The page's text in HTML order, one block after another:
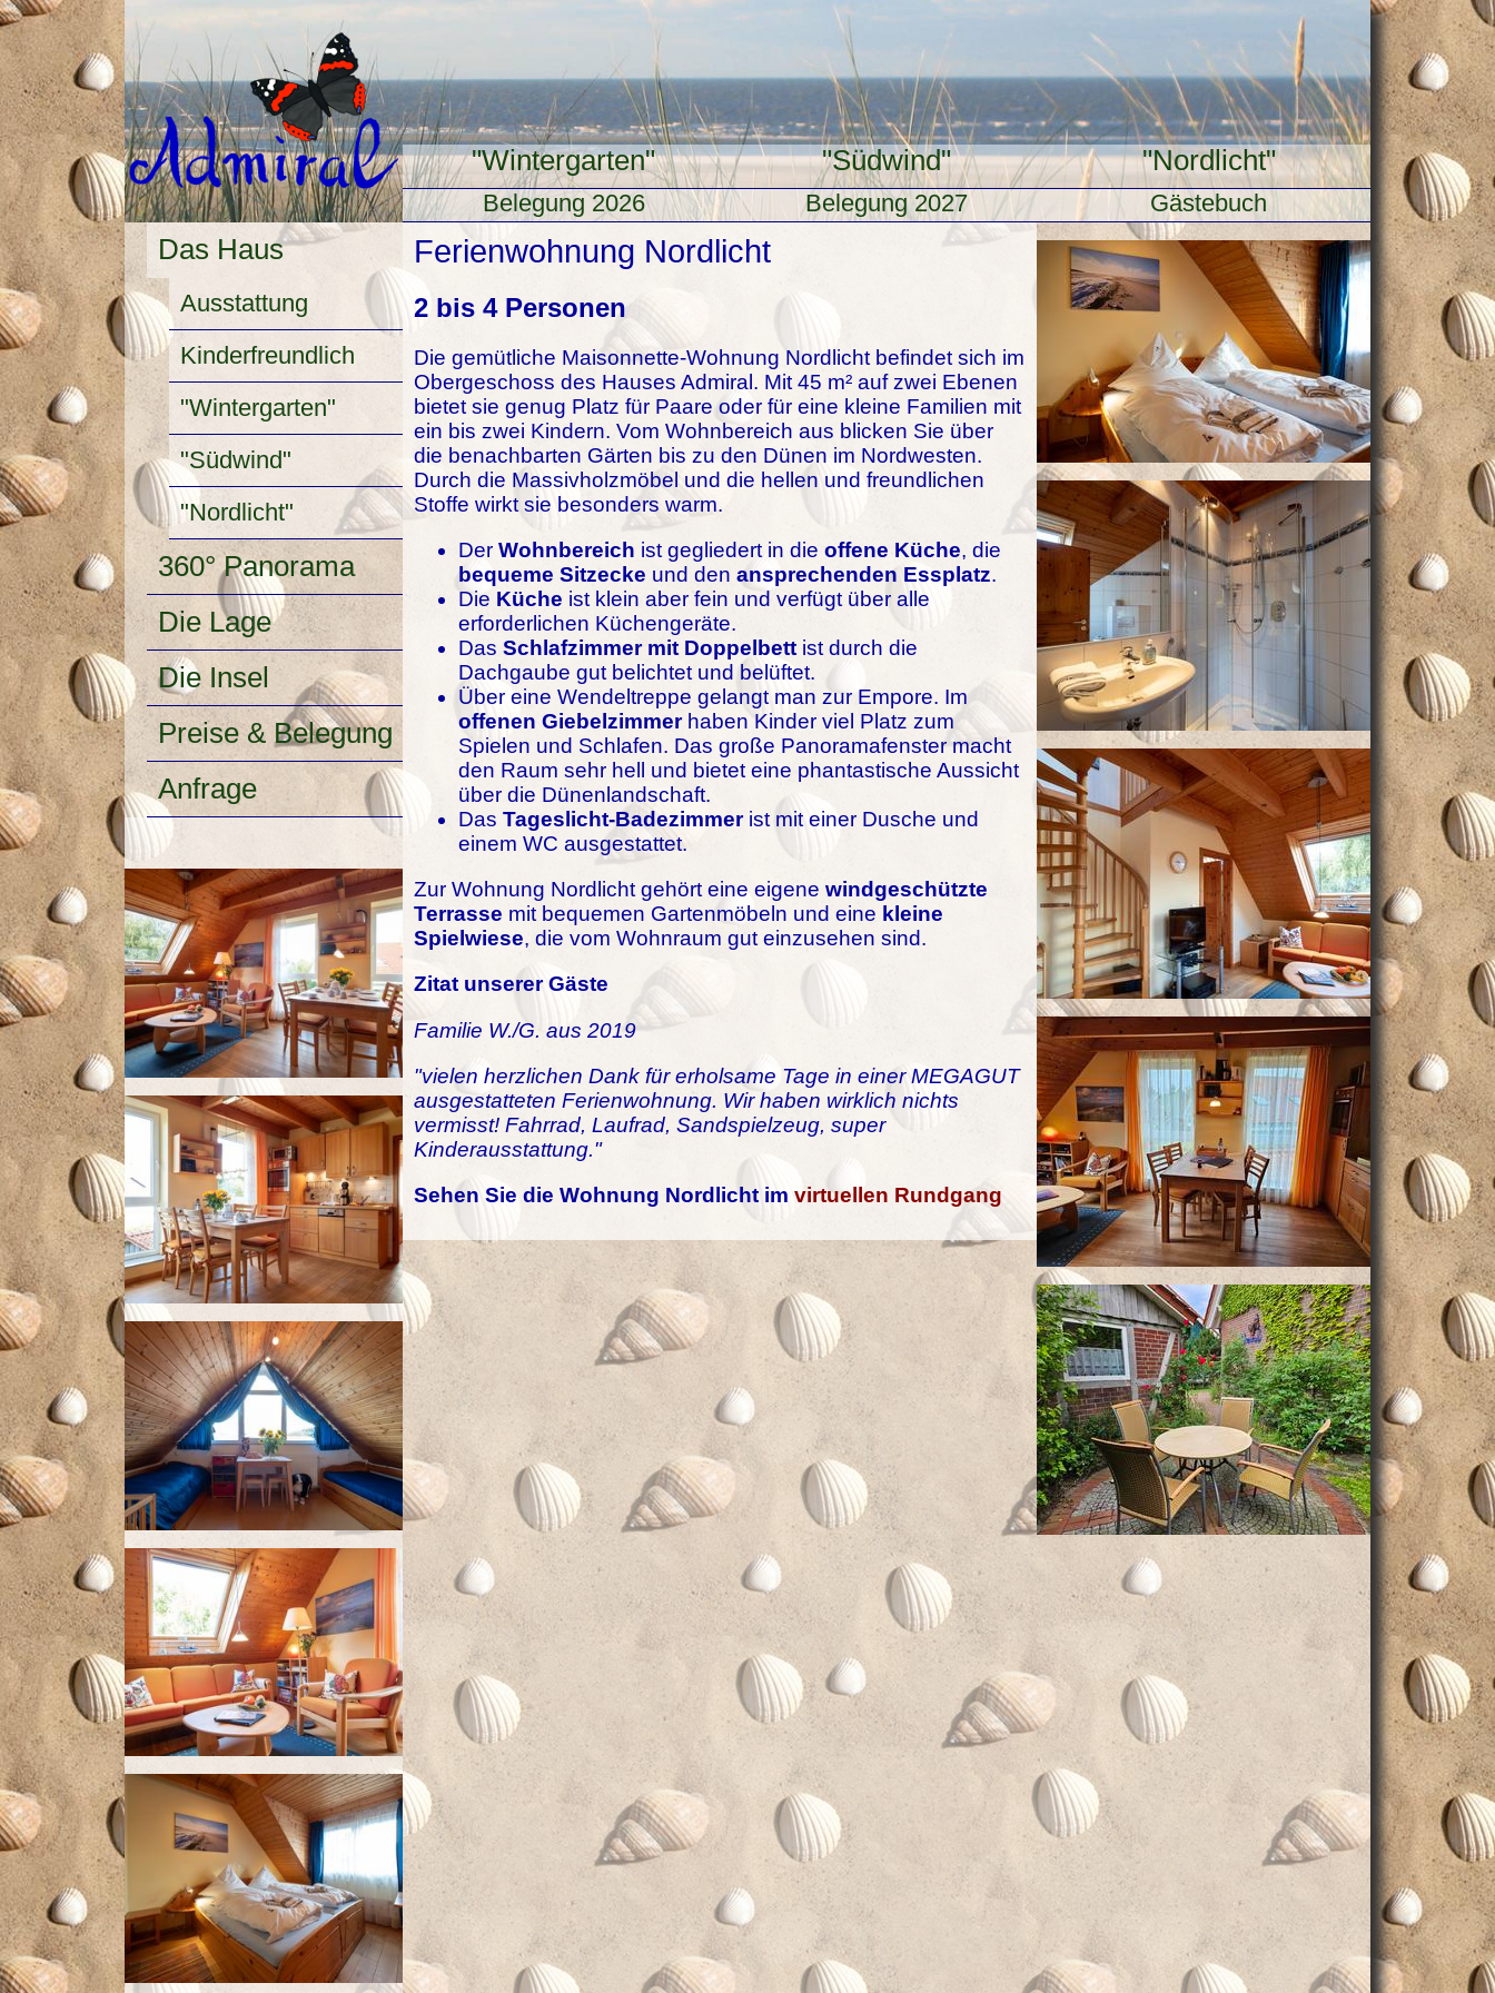
"Wintergarten" "Südwind" "Nordlicht"
Belegung 2026 Belegung 2027 Gästebuch
Das Haus
Ausstattung
Kinderfreundlich
"Wintergarten"
"Südwind"
"Nordlicht"
360° Panorama
Die Lage
Die Insel
Preise & Belegung
Anfrage
Ferienwohnung Nordlicht
2 bis 4 Personen
Die gemütliche Maisonnette-Wohnung Nordlicht befindet sich im
Obergeschoss des Hauses Admiral. Mit 45 m² auf zwei Ebenen
bietet sie genug Platz für Paare oder für eine kleine Familien mit
ein bis zwei Kindern. Vom Wohnbereich aus blicken Sie über
die benachbarten Gärten bis zu den Dünen im Nordwesten.
Durch die Massivholzmöbel und die hellen und freundlichen
Stoffe wirkt sie besonders warm.
Der Wohnbereich ist gegliedert in die offene Küche, die
bequeme Sitzecke und den ansprechenden Essplatz.
Die Küche ist klein aber fein und verfügt über alle
erforderlichen Küchengeräte.
Das Schlafzimmer mit Doppelbett ist durch die
Dachgaube gut belichtet und belüftet.
Über eine Wendeltreppe gelangt man zur Empore. Im
offenen Giebelzimmerhaben Kinder viel Platz zum
Spielen und Schlafen. Das große Panoramafenster macht
den Raum sehr hell und bietet eine phantastische Aussicht
über die Dünenlandschaft.
Das Tageslicht-Badezimmerist mit einer Dusche und
einem WC ausgestattet.
Zur Wohnung Nordlicht gehört eine eigene windgeschützte
Terrasse mit bequemen Gartenmöbeln und eine kleine
Spielwiese, die vom Wohnraum gut einzusehen sind.
Zitat unserer Gäste
Familie W./G. aus 2019
"vielen herzlichen Dank für erholsame Tage in einer MEGAGUT
ausgestatteten Ferienwohnung. Wir haben wirklich nichts
vermisst! Fahrrad, Laufrad, Sandspielzeug, super
Kinderausstattung."
Sehen Sie die Wohnung Nordlicht im virtuellen Rundgang